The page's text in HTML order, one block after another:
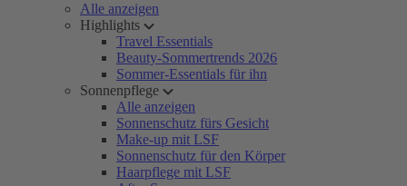
Alle anzeigen
Highlights
Travel Essentials
Beauty-Sommertrends 2026
Sommer-Essentials für ihn
Sonnenpflege
Alle anzeigen
Sonnenschutz fürs Gesicht
Make-up mit LSF
Sonnenschutz für den Körper
Haarpflege mit LSF